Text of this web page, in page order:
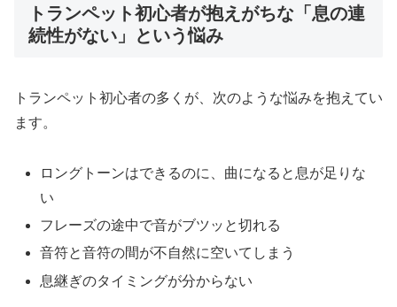
トランペット初心者が抱えがちな「息の連
続性がない」という悩み
トランペット初心者の多くが、次のような悩みを抱えてい
ます。
ロングトーンはできるのに、曲になると息が足りな
い
フレーズの途中で音がブツッと切れる
音符と音符の間が不自然に空いてしまう
息継ぎのタイミングが分からない